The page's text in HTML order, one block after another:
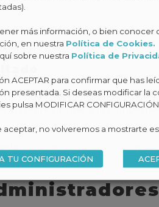
ser objeto de distribución
del ejercicio sea positivo, si
primer lugar a la
laconsulta 5 del BOICAC nº99
más información, o bien conocer
en nuestra Política de Cookies.
sobre nuestra Política de
ACEPTAR para confirmar que has
presentada. Si deseas modificar la
pulsa MODIFICAR CONFIGURACIÓN.
aceptar, no volveremos a mostrarte
TU CONFIGURACIÓN